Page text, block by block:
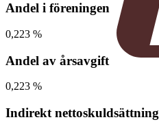
Andel i föreningen
0,223 %
Andel av årsavgift
0,223 %
Indirekt nettoskuldsättning